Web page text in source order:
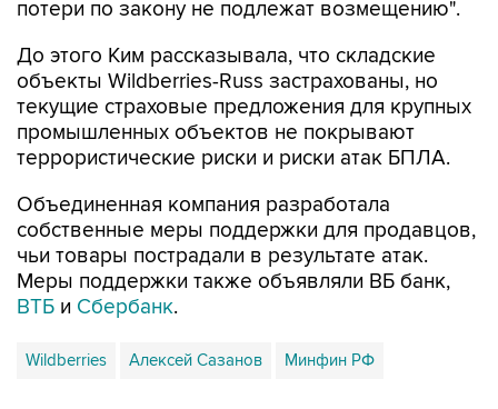
потери по закону не подлежат возмещению".
До этого Ким рассказывала, что складские
объекты Wildberries-Russ застрахованы, но
текущие страховые предложения для крупных
промышленных объектов не покрывают
террористические риски и риски атак БПЛА.
Объединенная компания разработала
собственные меры поддержки для продавцов,
чьи товары пострадали в результате атак.
Меры поддержки также объявляли ВБ банк,
ВТБ и Сбербанк.
Wildberries Алексей Сазанов Минфин РФ